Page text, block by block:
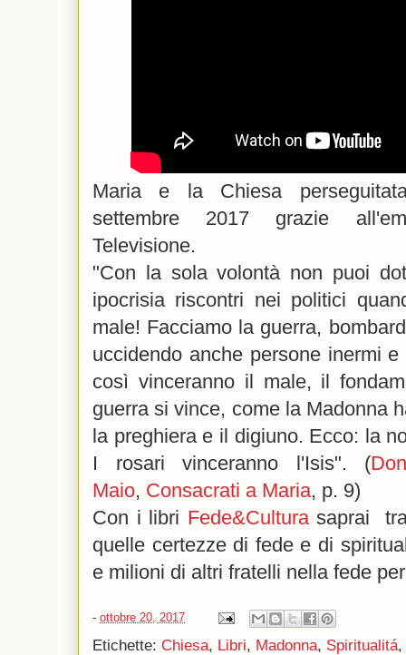
Maria e la Chiesa
settembre 2017 grazie
Televisione.
"Con la sola volontà non puoi
ipocrisia riscontri nei politici
male! Facciamo la guerra,
uccidendo anche persone inermi
così vinceranno il male, il
guerra si vince, come la Madonna
la preghiera e il digiuno. Ecco: la
I rosari vinceranno l'Isis". (
Maio, Consacrati a Maria, p. 9)
Con i libri Fede&Culturasaprai
quelle certezze di fede e di
e milioni di altri fratelli nella fede
- ottobre 20, 2017
Etichette: Chiesa, Libri, Madonna, Spiritualitá,